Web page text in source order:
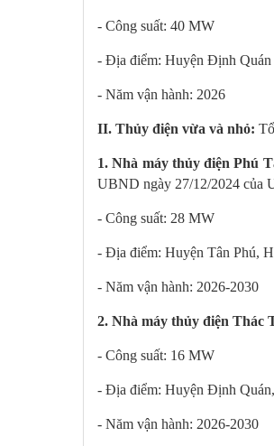
- Công suất: 40 MW
- Địa điểm: Huyện Định Quán
- Năm vận hành: 2026
II. Thủy điện vừa và nhỏ:
1. Nhà máy thủy điện Phú
UBND ngày 27/12/2024 của
- Công suất: 28 MW
- Địa điểm: Huyện Tân Phú,
- Năm vận hành: 2026-2030
2. Nhà máy thủy điện Thác
- Công suất: 16 MW
- Địa điểm: Huyện Định
- Năm vận hành: 2026-2030